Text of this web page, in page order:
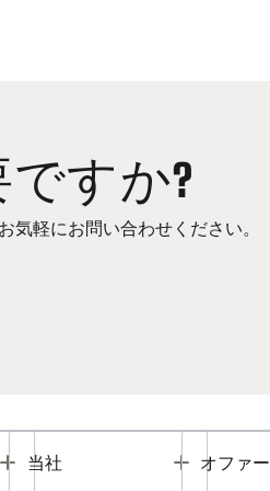
すか?
気軽にお問い合わせください。
Toggle
当社 Toggle
オファー